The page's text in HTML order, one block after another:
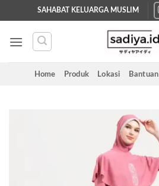
to
content
SAHABAT KELUARGA MUSLIM
Home Produk Lokasi Bantuan